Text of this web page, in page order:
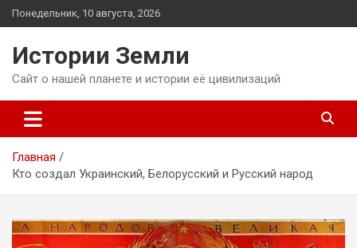
Перейти
к
Понедельник, 10 августа, 2026
Истории Земли
Сайт о нашей планете и истории её цивилизаций
Главная
Кто создал Украинский, Белорусский и Русский народ